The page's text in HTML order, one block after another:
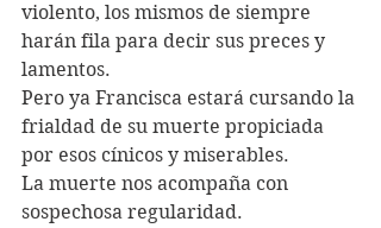
violento, los mismos de siempre
harán fila para decir sus preces y
lamentos.
Pero ya Francisca estará cursando la
frialdad de su muerte propiciada
por esos cínicos y miserables.
La muerte nos acompaña con
sospechosa regularidad.